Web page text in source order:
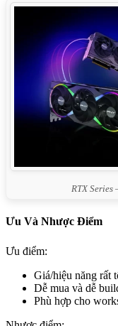
RTX Series
Ưu Và Nhược Điểm
Ưu điểm:
Giá/hiệu năng rất
Dễ mua và dễ
Phù hợp cho